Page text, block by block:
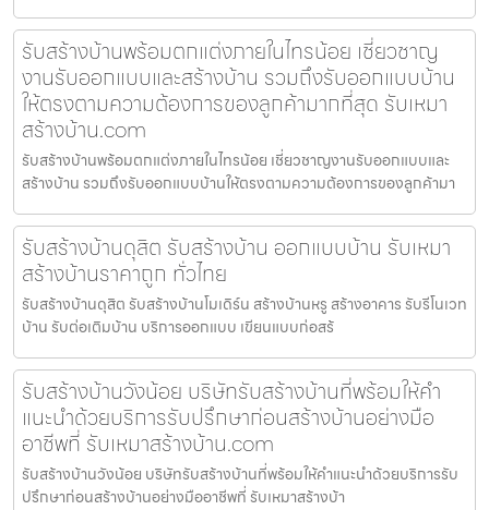
รับสร้างบ้านพร้อมตกแต่งภายในไทรน้อย เชี่ยวชาญ
งานรับออกแบบและสร้างบ้าน รวมถึงรับออกแบบบ้าน
ให้ตรงตามความต้องการของลูกค้ามากที่สุด รับเหมา
สร้างบ้าน.com
รับสร้างบ้านพร้อมตกแต่งภายในไทรน้อย เชี่ยวชาญงานรับออกแบบและ
สร้างบ้าน รวมถึงรับออกแบบบ้านให้ตรงตามความต้องการของลูกค้ามา
รับสร้างบ้านดุสิต รับสร้างบ้าน ออกแบบบ้าน รับเหมา
สร้างบ้านราคาถูก ทั่วไทย
รับสร้างบ้านดุสิต รับสร้างบ้านโมเดิร์น สร้างบ้านหรู สร้างอาคาร รับรีโนเวท
บ้าน รับต่อเติมบ้าน บริการออกแบบ เขียนแบบก่อสร้
รับสร้างบ้านวังน้อย บริษัทรับสร้างบ้านที่พร้อมให้คำ
แนะนำด้วยบริการรับปรึกษาก่อนสร้างบ้านอย่างมือ
อาชีพที่ รับเหมาสร้างบ้าน.com
รับสร้างบ้านวังน้อย บริษัทรับสร้างบ้านที่พร้อมให้คำแนะนำด้วยบริการรับ
ปรึกษาก่อนสร้างบ้านอย่างมืออาชีพที่ รับเหมาสร้างบ้า